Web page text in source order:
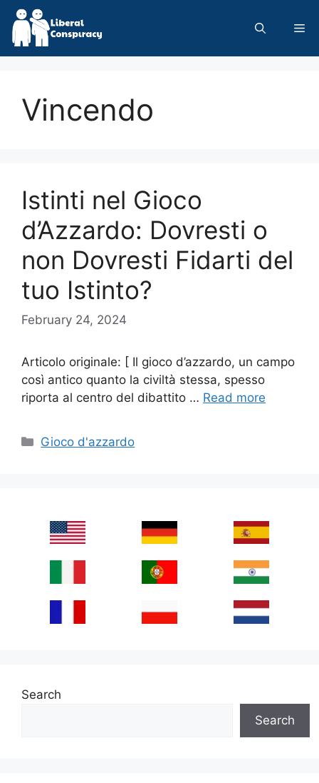
Skip
content
Vincendo
Istinti nel Gioco
d’Azzardo: Dovresti o
non Dovresti Fidarti del
tuo Istinto?
February 24, 2024
Articolo originale: [ Il gioco d’azzardo, un campo
così antico quanto la civiltà stessa, spesso
riporta al centro del dibattito … Read more
Categories
Gioco d'azzardo
Search
Search